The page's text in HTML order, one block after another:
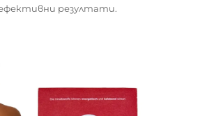
резултати.